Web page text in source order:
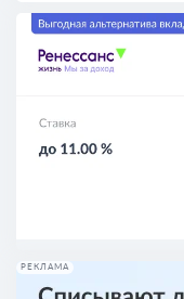
РЕКЛАМА